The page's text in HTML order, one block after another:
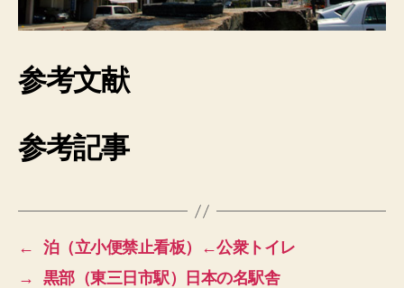
参考文献
参考記事
←
泊（立小便禁止看板）←公衆トイレ
→
黒部（東三日市駅）日本の名駅舎